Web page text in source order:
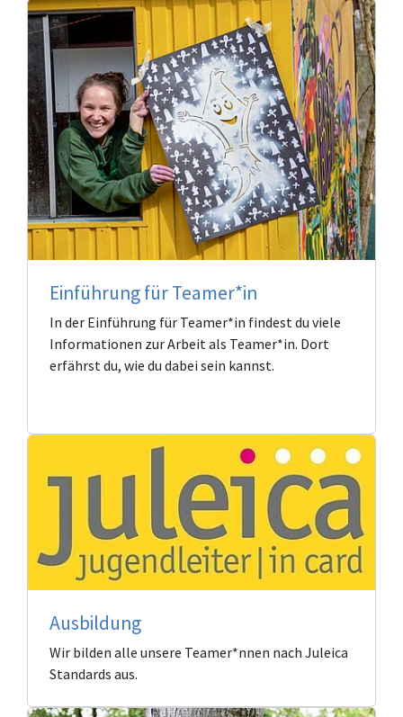
Einführung für Teamer*in
In der Einführung für Teamer*in findest du viele
Informationen zur Arbeit als Teamer*in. Dort
erfährst du, wie du dabei sein kannst.
Ausbildung
Wir bilden alle unsere Teamer*nnen nach Juleica
Standards aus.